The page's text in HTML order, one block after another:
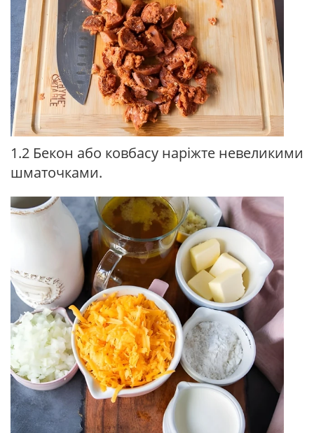
1.2 Бекон або ковбасу наріжте невеликими
шматочками.